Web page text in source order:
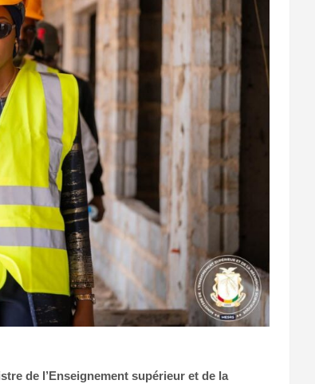
de l’Enseignement supérieur et de la